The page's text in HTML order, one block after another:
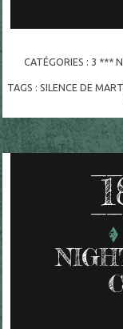
CATÉGORIES : 3 ***
TAGS :SILENCE DE